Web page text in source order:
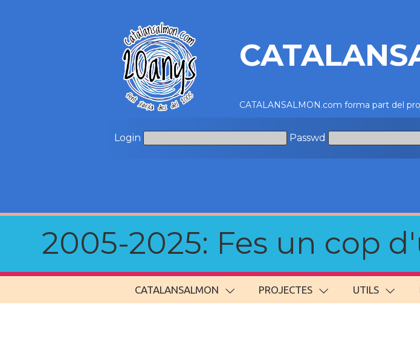
CATALANSALMON.com forma part del
Login Passwd
2005-2025: Fes un cop
CATALANSALMON PROJECTES UTILS